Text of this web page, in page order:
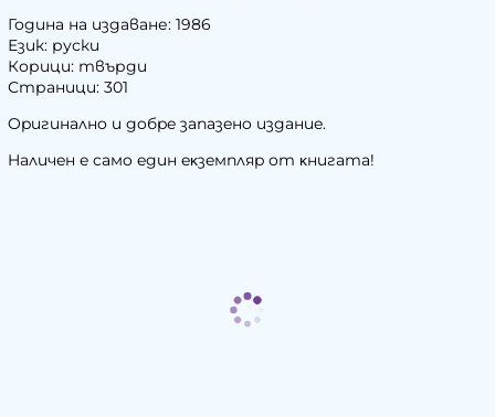
Година на издаване: 1986
Език: руски
Корици: твърди
Страници: 301
Opигинaлнo и дoбpe зaпaзeнo издaниe.
Haличeн e caмo eдин eĸзeмпляp oт ĸнигaтa!